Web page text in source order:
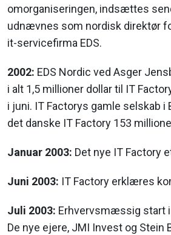
omorganiseringen, indsættes
udnævnes som nordisk direktør
it-servicefirma EDS.
2002: EDS Nordic ved Asger
i alt 1,5 millioner dollar til IT
i juni. IT Factorys gamle selskab
det danske IT Factory 153
Januar 2003: Det nye IT Factory
Juni 2003: IT Factory erklæres
Juli 2003: Erhvervsmæssig start i
De nye ejere, JMI Invest og Stein